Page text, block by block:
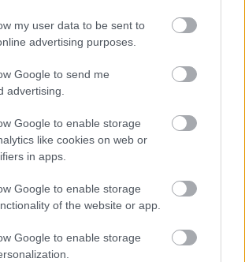
my user data to be sent to
advertising purposes.
Google to send me
advertising.
Google to enable storage
like cookies on web or
in apps.
Google to enable storage
of the website or app.
Google to enable storage
helyi bérletek a MÁVPlusz
szolnoki
utazóközönség digitális
a város saját
mobilalkalmazása, a
Szolnok App
hamarosan befejezi
bérletvásárlás és az intelligens